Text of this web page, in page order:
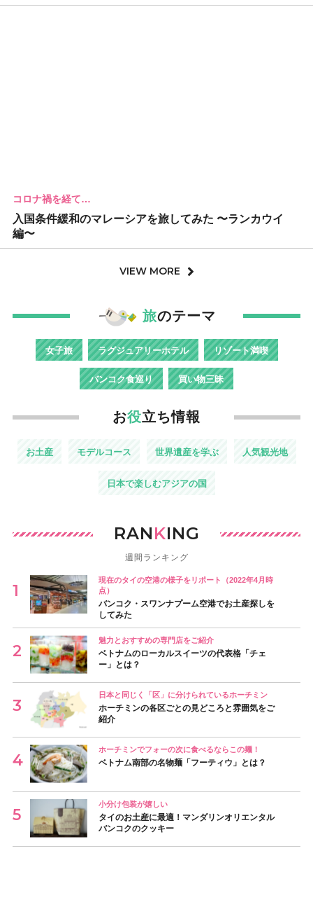
コロナ禍を経て…
入国条件緩和のマレーシアを旅してみた 〜ランカウイ
編〜
VIEW MORE
旅のテーマ
女子旅 ラグジュアリーホテル リゾート満喫
バンコク食巡り 買い物三昧
お役立ち情報
お土産 モデルコース 世界遺産を学ぶ 人気観光地
日本で楽しむアジアの国
RANKING
週間ランキング
現在のタイの空港の様子をリポート（2022年4月時
点）
バンコク・スワンナプーム空港でお土産探しを
してみた
魅力とおすすめの専門店をご紹介
ベトナムのローカルスイーツの代表格「チェ
ー」とは？
日本と同じく「区」に分けられているホーチミン
ホーチミンの各区ごとの見どころと雰囲気をご
紹介
ホーチミンでフォーの次に食べるならこの麺！
ベトナム南部の名物麺「フーティウ」とは？
小分け包装が嬉しい
タイのお土産に最適！マンダリンオリエンタル
バンコクのクッキー